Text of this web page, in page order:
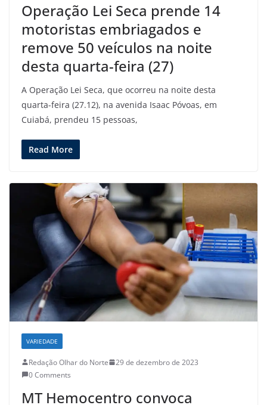
Operação Lei Seca prende 14
motoristas embriagados e
remove 50 veículos na noite
desta quarta-feira (27)
A Operação Lei Seca, que ocorreu na noite desta
quarta-feira (27.12), na avenida Isaac Póvoas, em
Cuiabá, prendeu 15 pessoas,
Read More
VARIEDADE
Redação Olhar do Norte
29 de dezembro de 2023
0 Comments
MT Hemocentro convoca